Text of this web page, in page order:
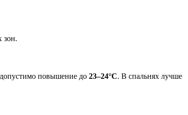
зон.
повышение до 23–24°C. В спальнях лучше